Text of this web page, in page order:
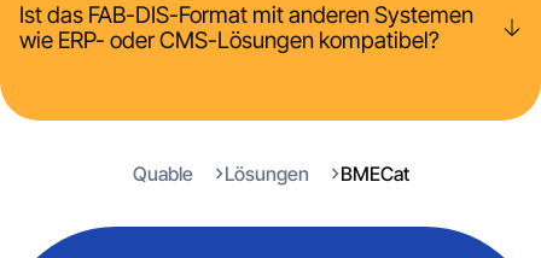
Ist das FAB-DIS-Format mit anderen Systemen
wie ERP- oder CMS-Lösungen kompatibel?
Quable Lösungen BMECat